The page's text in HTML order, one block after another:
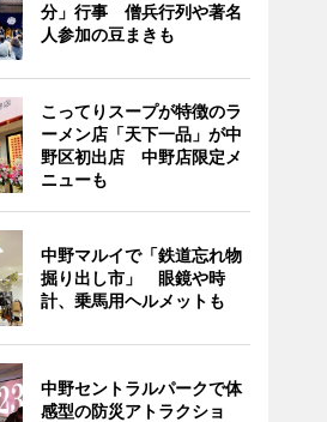
分」行事 僧兵行列や著名
人参加の豆まきも
こってりスープが特徴のラ
ーメン店「天下一品」が中
野区初出店 中野店限定メ
ニューも
中野マルイで「鉄道忘れ物
掘り出し市」 眼鏡や時
計、乗馬用ヘルメットも
中野セントラルパークで体
感型の防災アトラクショ